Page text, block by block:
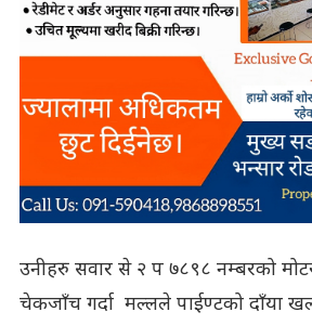
उनीहरु सवार से २ प ७८९८ नम्बरको
चेकजाँच गर्दा मल्लले पाईण्टको दाँया